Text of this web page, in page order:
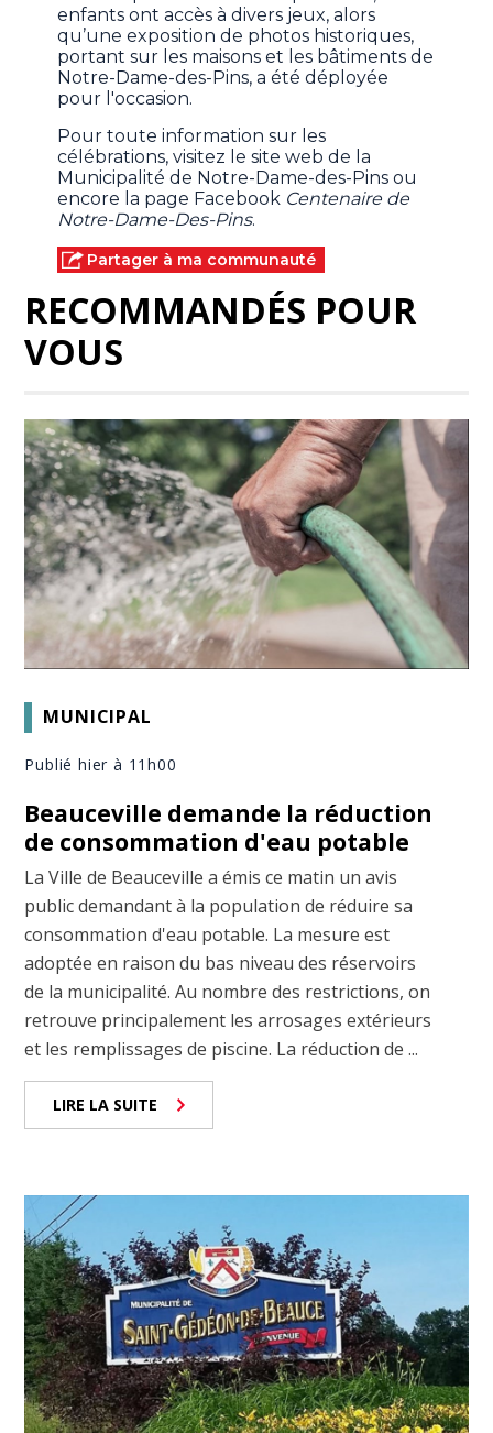
enfants ont accès à divers jeux, alors
qu’une exposition de photos historiques,
portant sur les maisons et les bâtiments de
Notre-Dame-des-Pins, a été déployée
pour l'occasion.
Pour toute information sur les
célébrations, visitez le site web de la
Municipalité de Notre-Dame-des-Pins ou
encore la page Facebook Centenaire de
Notre-Dame-Des-Pins.
Partager à ma communauté
RECOMMANDÉS POUR
VOUS
MUNICIPAL
Publié hier à 11h00
Beauceville demande la réduction
de consommation d'eau potable
La Ville de Beauceville a émis ce matin un avis
public demandant à la population de réduire sa
consommation d'eau potable. La mesure est
adoptée en raison du bas niveau des réservoirs
de la municipalité. Au nombre des restrictions, on
retrouve principalement les arrosages extérieurs
et les remplissages de piscine. La réduction de ...
LIRE LA SUITE